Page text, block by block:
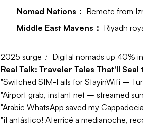
Nomad Nations： Remote from
Middle East Mavens： Riyadh
2025 surge： Digital nomads up 40%
Real Talk: Traveler Tales That'll Seal
"Switched SIM-Fails for StayinWifi –
"Airport grab, instant net – streamed
"Arabic WhatsApp saved my
"¡Fantástico! Aterricé a medianoche,